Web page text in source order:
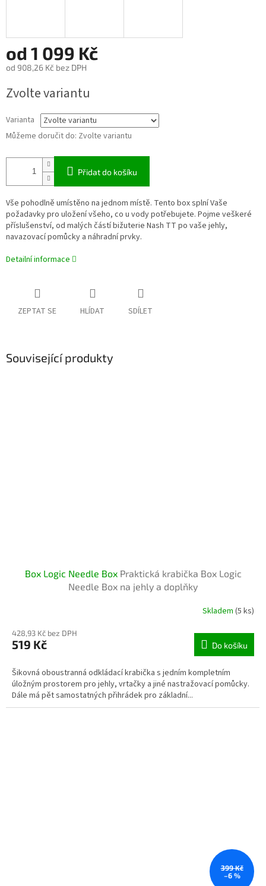
od 1 099 Kč
od 908,26 Kč bez DPH
cena:
Zvolte variantu
Varianta
Můžeme doručit do: Zvolte variantu
Přidat do košíku
Vše pohodlně umístěno na jednom místě. Tento box splní Vaše
požadavky pro uložení všeho, co u vody potřebujete. Pojme veškeré
příslušenství, od malých částí bižuterie Nash TT po vaše jehly,
navazovací pomůcky a náhradní prvky.
Detailní informace
ZEPTAT SE HLÍDAT SDÍLET
Související produkty
Box Logic Needle Box Praktická krabička Box Logic
Needle Box na jehly a doplňky
Skladem (5 ks)
428,93 Kč bez DPH
519 Kč Do košíku
Šikovná oboustranná odkládací krabička s jedním kompletním
úložným prostorem pro jehly, vrtačky a jiné nastražovací pomůcky.
Dále má pět samostatných přihrádek pro základní...
399 Kč
–6 %